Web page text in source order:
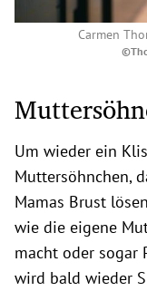
Carmen
Um wieder ein
Muttersöhnchen,
Mamas Brust
wie die eigene
macht oder sogar
wird bald wieder